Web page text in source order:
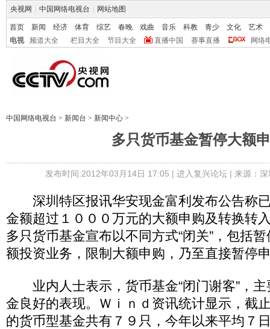
央视网 中国网络电视台 网站地图
首页 新闻 经济 体育 综艺 春晚 戏曲 音乐 科教 青少 文化
艺术
电视
频道大全 栏目大全 节目大全 直播中国 赛事直播 网络
中国网络电视台 > 新闻台 > 新闻中心 >
多只货币基金暂停大额
发布时间:2012年03月14日 17:05 | 进入复兴论坛| 来源：
深圳特区报讯华安现金富利发布公告称
金额超过１０００万元的大额申购及转换转
多只货币基金宣布以不同方式“闭关”，包括
额投资业务，限制大额申购，乃至直接暂停
业内人士表示，货币基金“闭门谢客”，主
金良好的表现。Ｗｉｎｄ资讯统计显示，截
的货币型基金共有７９只，今年以来平均７